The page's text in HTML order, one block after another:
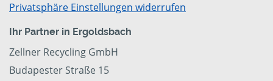
Privatsphäre Einstellungen widerrufen
Ihr Partner in Ergoldsbach
Zellner Recycling GmbH
Budapester Straße 15